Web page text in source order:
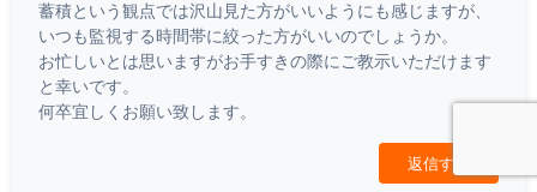
蓄積という観点では沢山見た方がいいようにも感じますが、
いつも監視する時間帯に絞った方がいいのでしょうか。
お忙しいとは思いますがお手すきの際にご教示いただけます
と幸いです。
何卒宜しくお願い致します。
返信する